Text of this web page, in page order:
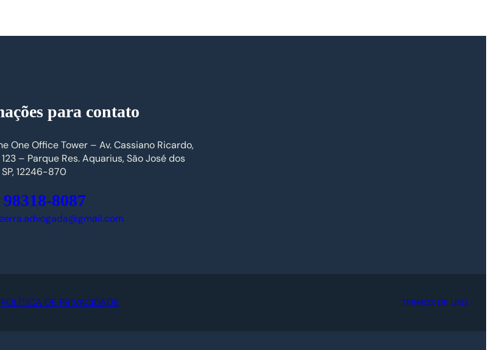
para contato
One Office Tower – Av. Cassiano Ricardo,
– Parque Res. Aquarius, São José dos
12246-870
8087
POLÍTICA DE PRIVACIDADE TERMOS DE USO